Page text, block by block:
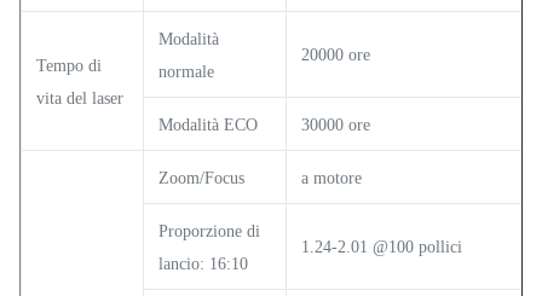
Tempo di
vita del laser
Modalità
normale
20000 ore
Modalità ECO 30000 ore
Zoom/Focus a motore
Proporzione di
lancio: 16:10
1.24-2.01 @100 pollici